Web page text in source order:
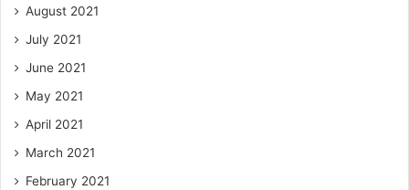
August 2021
July 2021
June 2021
May 2021
April 2021
March 2021
February 2021